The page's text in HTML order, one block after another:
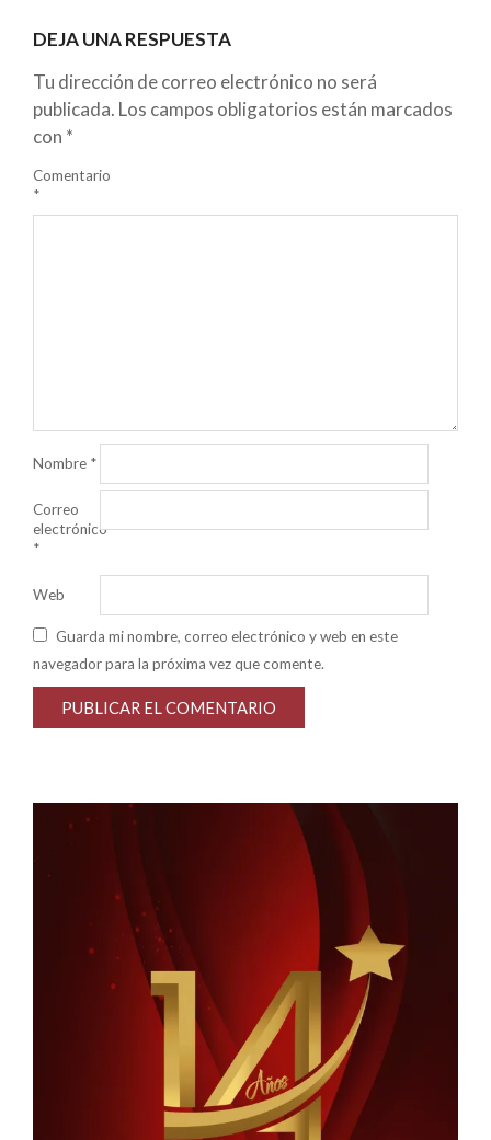
DEJA UNA RESPUESTA
Tu dirección de correo electrónico no será
publicada. Los campos obligatorios están marcados
con *
Comentario
*
Nombre *
Correo
electrónico
*
Web
Guarda mi nombre, correo electrónico y web en este
navegador para la próxima vez que comente.